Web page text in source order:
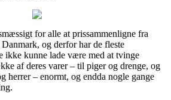
for alle at prissammenligne fra
og derfor har de fleste
ikke kunne lade være med at tvinge
af deres varer – til piger og drenge, og
herrer – enormt, og endda nogle gange